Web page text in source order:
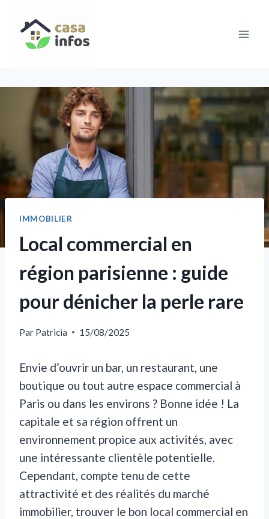
contenu
IMMOBILIER
Local commercial en
région parisienne : guide
pour dénicher la perle rare
Par Patricia 15/08/2025
Envie d’ouvrir un bar, un restaurant, une
boutique ou tout autre espace commercial à
Paris ou dans les environs ? Bonne idée ! La
capitale et sa région offrent un
environnement propice aux activités, avec
une intéressante clientèle potentielle.
Cependant, compte tenu de cette
attractivité et des réalités du marché
immobilier, trouver le bon local commercial en